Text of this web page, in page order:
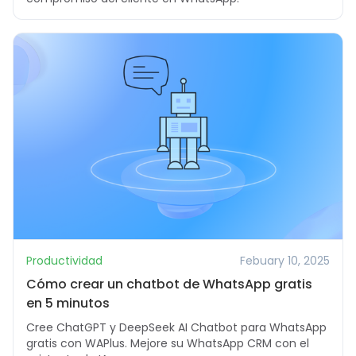
Productividad Febuary 10, 2025
Cómo crear un chatbot de WhatsApp gratis
en 5 minutos
Cree ChatGPT y DeepSeek AI Chatbot para WhatsApp
gratis con WAPlus. Mejore su WhatsApp CRM con el